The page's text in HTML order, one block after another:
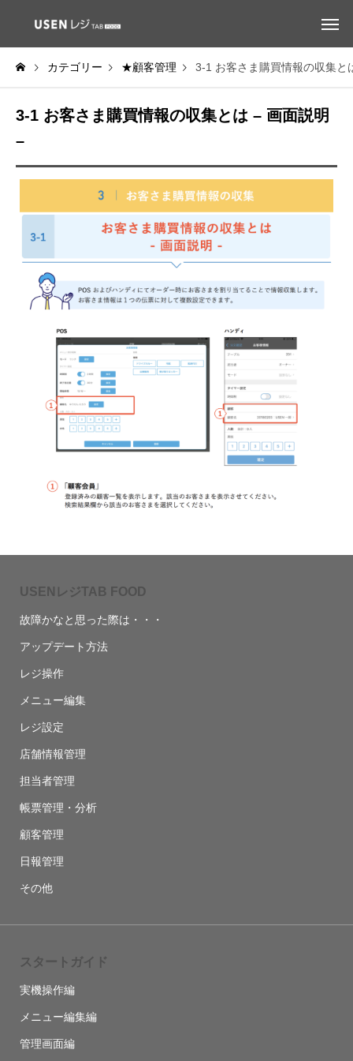
カテゴリー ★顧客管理 3-1 お客さま購買情報の収集と
3-1 お客さま購買情報の収集とは – 画面説明
–
USENレジTAB FOOD
故障かなと思った際は・・・
アップデート方法
レジ操作
メニュー編集
レジ設定
店舗情報管理
担当者管理
帳票管理・分析
顧客管理
日報管理
その他
スタートガイド
実機操作編
メニュー編集編
管理画面編